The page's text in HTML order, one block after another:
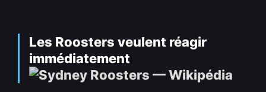
Les Roosters veulent réagir
immédiatement